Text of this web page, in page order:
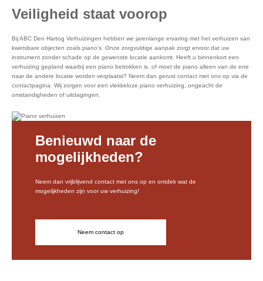
Veiligheid staat voorop
Bij ABC Den Hartog Verhuizingen hebben we jarenlange ervaring met het verhuizen van
kwetsbare objecten zoals piano’s. Onze zorgvuldige aanpak zorgt ervoor dat uw
instrument zonder schade op de gewenste locatie aankomt. Heeft u binnenkort een
verhuizing gepland waarbij een piano betrokken is, of moet de piano alleen van de ene
naar de andere locatie worden verplaatst? Neem dan gerust contact met ons op via de
contactpagina. Wij zorgen voor een vlekkeloze piano verhuizing, ongeacht de
omstandigheden of uitdagingen.
Benieuwd naar de
mogelijkheden?
Neem dan vrijblijvend contact met ons op en ontdek wat de
mogelijkheden zijn voor uw verhuizing!
Neem contact op